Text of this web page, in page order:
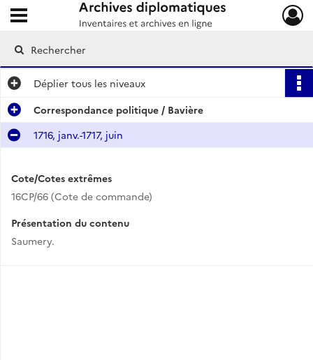
Archives diplomatiques
Ouvrir le menu déroulant
Déplier tous les niveaux
Correspondance politique / Bavière
1716, janv.-1717, juin
Cote/Cotes extrêmes
16CP/66 (Cote de commande)
Présentation du contenu
Saumery.